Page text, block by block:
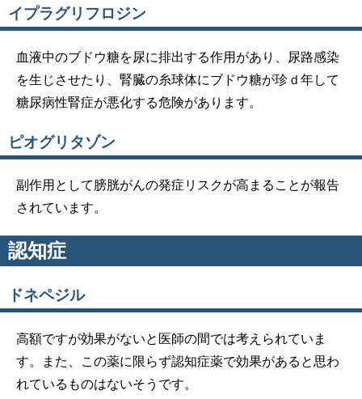
イプラグリフロジン
血液中のブドウ糖を尿に排出する作用があり、尿路感染
を生じさせたり、腎臓の糸球体にブドウ糖が珍ｄ年して
糖尿病性腎症が悪化する危険があります。
ピオグリタゾン
副作用として膀胱がんの発症リスクが高まることが報告
されています。
認知症
ドネペジル
高額ですが効果がないと医師の間では考えられていま
す。また、この薬に限らず認知症薬で効果があると思わ
れているものはないそうです。